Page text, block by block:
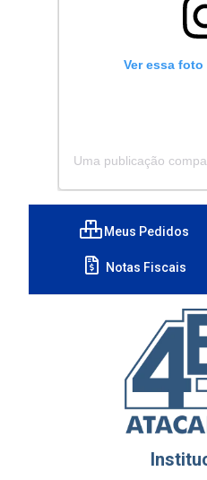
Ver essa
Meus Pedidos
Notas Fiscais